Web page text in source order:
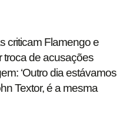
criticam Flamengo e
troca de acusações
‘Outro dia estávamos
Textor, é a mesma